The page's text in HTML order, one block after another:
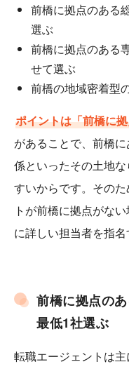
前橋に拠点のある
選ぶ
前橋に拠点のある
せて選ぶ
前橋の地域密着型
ポイントは「前橋に
があることで、前橋
係といったその土地
すいからです。その
トが前橋に拠点がな
に詳しい担当者を指名
前橋に拠点の
最低1社選ぶ
転職エージェントは